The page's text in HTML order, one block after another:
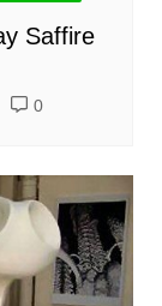
Saffire
0